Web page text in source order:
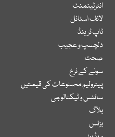
انٹرٹینمنٹ
لائف اسٹائل
ٹاپ ٹرینڈ
دلچسپ و عجیب
صحت
سونے کے نرخ
پیٹرولیم مصنوعات کی قیمتیں
سائنس و ٹیکنالوجی
بلاگ
بزنس